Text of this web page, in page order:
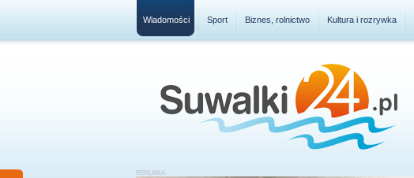
Wiadomości Sport Biznes, rolnictwo Kultura i rozrywka